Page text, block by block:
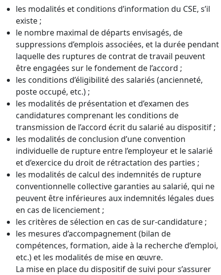
les modalités et conditions d’information du CSE, s’il
existe ;
le nombre maximal de départs envisagés, de
suppressions d’emplois associées, et la durée pendant
laquelle des ruptures de contrat de travail peuvent
être engagées sur le fondement de l’accord ;
les conditions d’éligibilité des salariés (ancienneté,
poste occupé, etc.) ;
les modalités de présentation et d’examen des
candidatures comprenant les conditions de
transmission de l’accord écrit du salarié au dispositif ;
les modalités de conclusion d’une convention
individuelle de rupture entre l’employeur et le salarié
et d’exercice du droit de rétractation des parties ;
les modalités de calcul des indemnités de rupture
conventionnelle collective garanties au salarié, qui ne
peuvent être inférieures aux indemnités légales dues
en cas de licenciement ;
les critères de sélection en cas de sur-candidature ;
les mesures d’accompagnement (bilan de
compétences, formation, aide à la recherche d’emploi,
etc.) et les modalités de mise en œuvre.
La mise en place du dispositif de suivi pour s’assurer